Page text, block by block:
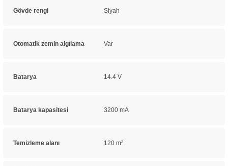
Gövde rengi Siyah
Otomatik zemin algılama Var
Batarya 14.4 V
Batarya kapasitesi 3200 mA
Temizleme alanı 120 m²